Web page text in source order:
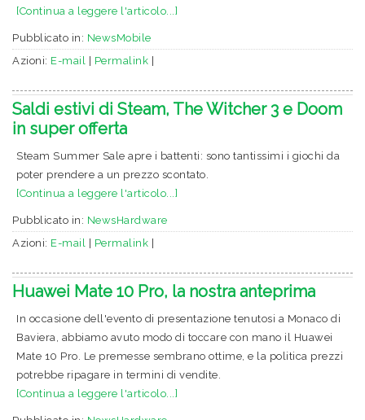
[Continua a leggere l'articolo...]
Pubblicato in: NewsMobile
Azioni: E-mail Permalink
Saldi estivi di Steam, The Witcher 3 e Doom
in super offerta
Steam Summer Sale apre i battenti: sono tantissimi i giochi da
poter prendere a un prezzo scontato.
[Continua a leggere l'articolo...]
Pubblicato in: NewsHardware
Azioni: E-mail Permalink
Huawei Mate 10 Pro, la nostra anteprima
In occasione dell'evento di presentazione tenutosi a Monaco di
Baviera, abbiamo avuto modo di toccare con mano il Huawei
Mate 10 Pro. Le premesse sembrano ottime, e la politica prezzi
potrebbe ripagare in termini di vendite.
[Continua a leggere l'articolo...]